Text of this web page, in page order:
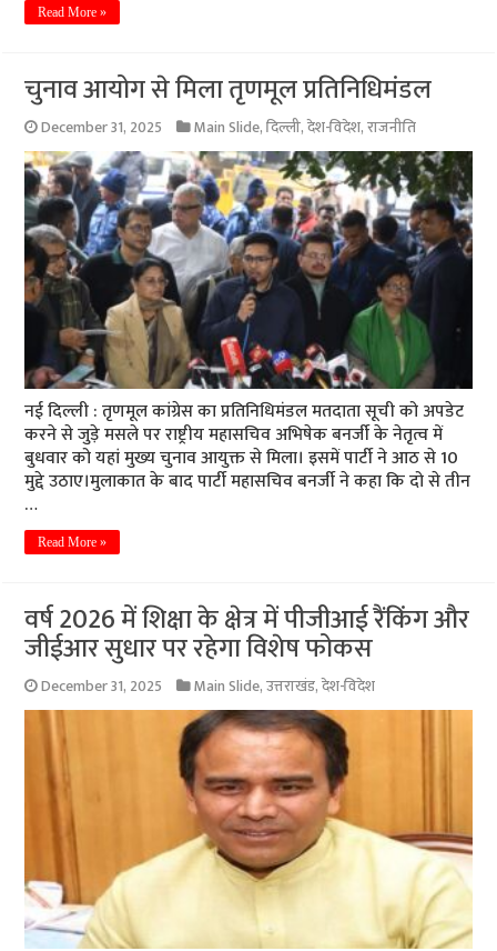
Read More »
चुनाव आयोग से मिला तृणमूल प्रतिनिधिमंडल
December 31, 2025 Main Slide,दिल्ली,देश-विदेश,राजनीति
नई दिल्ली : तृणमूल कांग्रेस का प्रतिनिधिमंडल मतदाता सूची को अपडेट
करने से जुड़े मसले पर राष्ट्रीय महासचिव अभिषेक बनर्जी के नेतृत्व में
बुधवार को यहां मुख्य चुनाव आयुक्त से मिला। इसमें पार्टी ने आठ से 10
मुद्दे उठाए।मुलाकात के बाद पार्टी महासचिव बनर्जी ने कहा कि दो से तीन
…
Read More »
वर्ष 2026 में शिक्षा के क्षेत्र में पीजीआई रैंकिंग और
जीईआर सुधार पर रहेगा विशेष फोकस
December 31, 2025 Main Slide,उत्तराखंड,देश-विदेश